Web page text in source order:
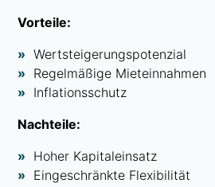
Vorteile:
Wertsteigerungspotenzial
Regelmäßige Mieteinnahmen
Inflationsschutz
Nachteile:
Hoher Kapitaleinsatz
Eingeschränkte Flexibilität